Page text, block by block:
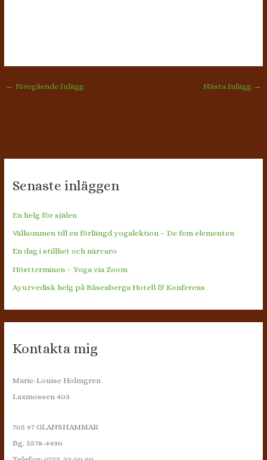
← Föregående Inlägg Nästa Inlägg →
Senaste inläggen
En helg för själen
Välkommen till en förlängd yogalektion – De fem elementen
En dag i stillhet och närvaro
Höstterminen – Yoga via Zoom
Ayurvedisk helg på Båsenberga Hotell & Konferens
Kontakta mig
Marie-Louise Holmgren
Laxmossen 403
705 97 GLANSHAMMAR
Bg. 5578-4490